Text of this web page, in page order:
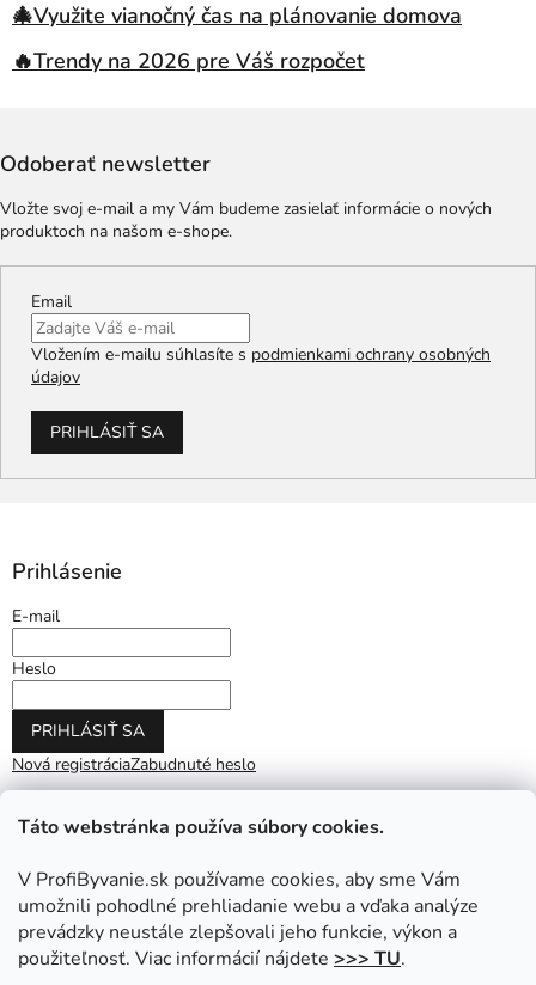
Táto webstránka používa súbory cookies.
V ProfiByvanie.sk používame cookies, aby sme Vám
umožnili pohodlné prehliadanie webu a vďaka analýze
prevádzky neustále zlepšovali jeho funkcie, výkon a
použiteľnosť. Viac informácií nájdete >>> TU.
🎄Využite vianočný čas na plánovanie domova
🔥Trendy na 2026 pre Váš rozpočet
Odoberať newsletter
Vložte svoj e-mail a my Vám budeme zasielať informácie o nových
produktoch na našom e-shope.
Email
Vložením e-mailu súhlasíte s podmienkami ochrany osobných
údajov
PRIHLÁSIŤ SA
Prihlásenie
E-mail
Heslo
PRIHLÁSIŤ SA
Nová registráciaZabudnuté heslo